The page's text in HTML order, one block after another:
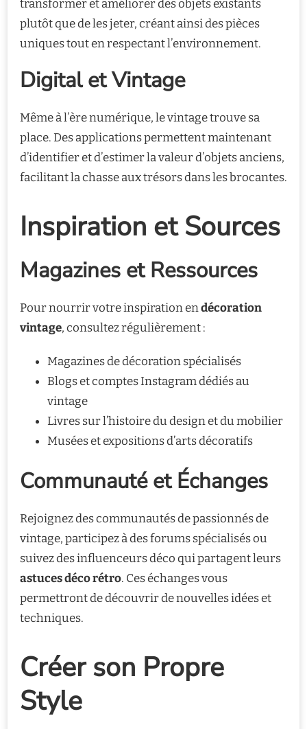
transformer et améliorer des objets existants
plutôt que de les jeter, créant ainsi des pièces
uniques tout en respectant l’environnement.
Digital et Vintage
Même à l’ère numérique, le vintage trouve sa
place. Des applications permettent maintenant
d’identifier et d’estimer la valeur d’objets anciens,
facilitant la chasse aux trésors dans les brocantes.
Inspiration et Sources
Magazines et Ressources
Pour nourrir votre inspiration endécoration
vintage, consultez régulièrement :
Magazines de décoration spécialisés
Blogs et comptes Instagram dédiés au
vintage
Livres sur l’histoire du design et du mobilier
Musées et expositions d’arts décoratifs
Communauté et Échanges
Rejoignez des communautés de passionnés de
vintage, participez à des forums spécialisés ou
suivez des influenceurs déco qui partagent leurs
astuces déco rétro. Ces échanges vous
permettront de découvrir de nouvelles idées et
techniques.
Créer son Propre
Style